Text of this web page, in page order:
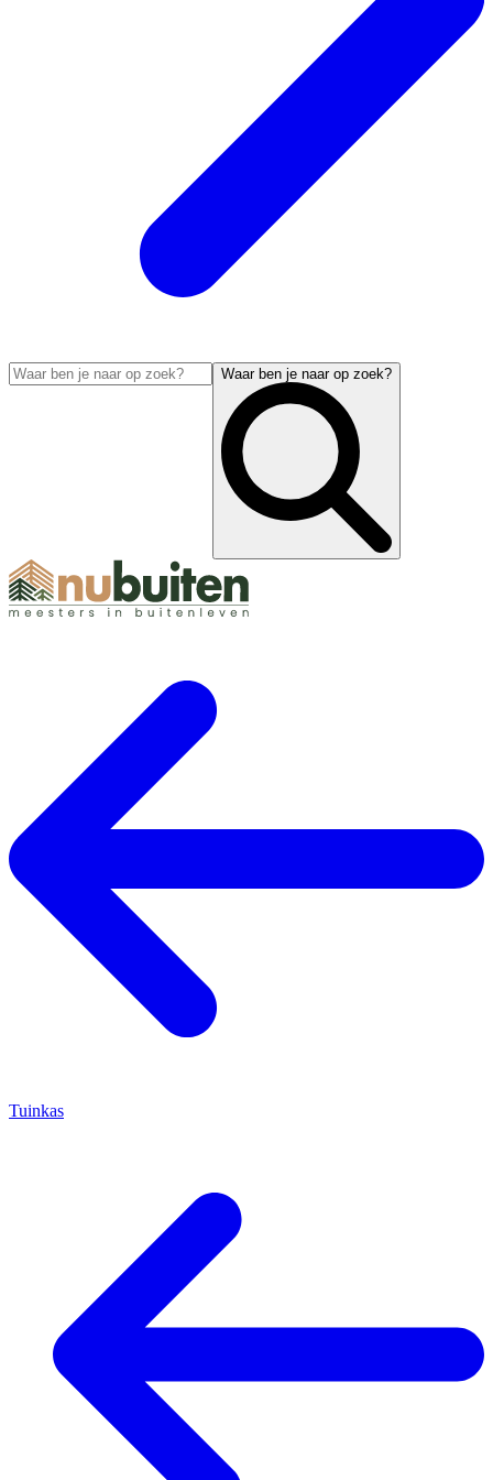
Waar ben je naar op zoek?
Tuinkas